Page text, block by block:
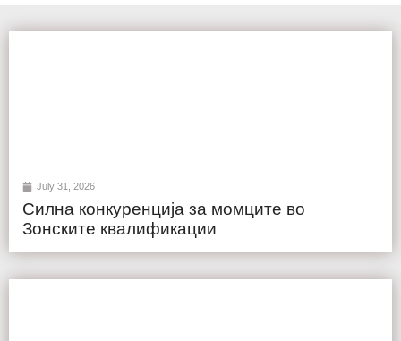
July 31, 2026
Силна конкуренција за момците во
Зонските квалификации